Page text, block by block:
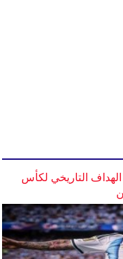
التاريخي لكأس